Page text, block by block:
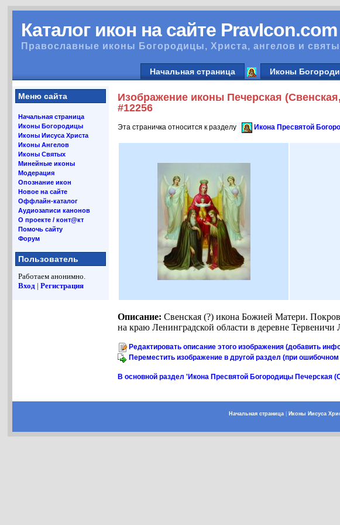
Каталог икон на сайте PravIcon.com
Православные иконы Богородицы, Христа, ангелов и
Начальная страница Иконы
Меню сайта
Начальная страница
Иконы Богородицы
Иконы Иисуса Христа
Иконы Ангелов
Иконы Святых
Минейные иконы
Модерация
Опознание икон
Новое на сайте
Оффлайн-каталог
Аудиозаписи канонов
О проекте / конт@кт
Помочь сайту
Форум
Пользователь
Работаем анонимно.
Вход |Регистрация
Изображение иконы Печерская
#12256
Эта страничка относится к разделу Икона Пресвятой
Описание: Свенская (?) икона Божией Матери.
на краю Ленинградской области в деревне Тервеничи
Редактировать описание этого изображения (добавить
Переместить изображение в другой раздел (при
В основной раздел 'Икона Пресвятой Богородицы
Начальная страница Иконы Иисуса